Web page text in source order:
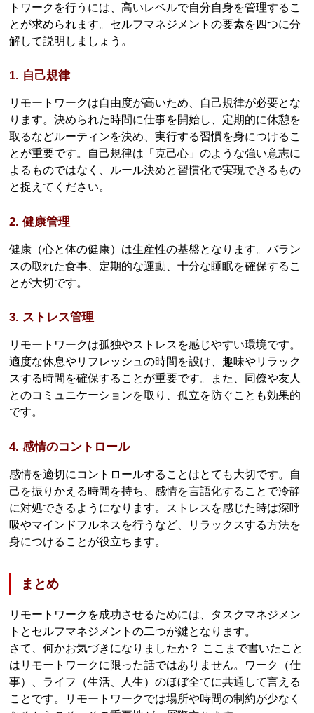
トワークを行うには、高いレベルで自分自身を管理するこ
とが求められます。セルフマネジメントの要素を四つに分
解して説明しましょう。
1. 自己規律
リモートワークは自由度が高いため、自己規律が必要とな
ります。決められた時間に仕事を開始し、定期的に休憩を
取るなどルーティンを決め、実行する習慣を身につけるこ
とが重要です。自己規律は「克己心」のような強い意志に
よるものではなく、ルール決めと習慣化で実現できるもの
と捉えてください。
2. 健康管理
健康（心と体の健康）は生産性の基盤となります。バラン
スの取れた食事、定期的な運動、十分な睡眠を確保するこ
とが大切です。
3. ストレス管理
リモートワークは孤独やストレスを感じやすい環境です。
適度な休息やリフレッシュの時間を設け、趣味やリラック
スする時間を確保することが重要です。また、同僚や友人
とのコミュニケーションを取り、孤立を防ぐことも効果的
です。
4. 感情のコントロール
感情を適切にコントロールすることはとても大切です。自
己を振りかえる時間を持ち、感情を言語化することで冷静
に対処できるようになります。ストレスを感じた時は深呼
吸やマインドフルネスを行うなど、リラックスする方法を
身につけることが役立ちます。
まとめ
リモートワークを成功させるためには、タスクマネジメン
トとセルフマネジメントの二つが鍵となります。
さて、何かお気づきになりましたか？ ここまで書いたこと
はリモートワークに限った話ではありません。ワーク（仕
事）、ライフ（生活、人生）のほぼ全てに共通して言える
ことです。リモートワークでは場所や時間の制約が少なく